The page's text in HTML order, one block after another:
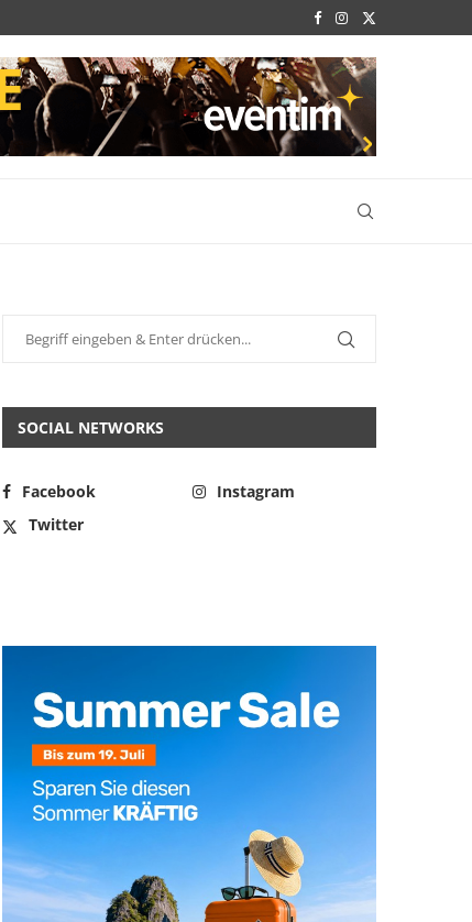
SOCIAL NETWORKS
Facebook
Instagram
Twitter